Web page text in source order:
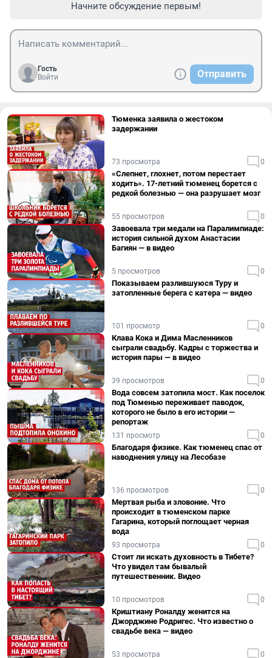
Начните обсуждение первым!
Гость
Войти
Отправить
Тюменка заявила о жестоком
задержании
73 просмотра 0
«Слепнет, глохнет, потом перестает
ходить». 17-летний тюменец борется с
редкой болезнью — она разрушает мозг
55 просмотров 0
Завоевала три медали на Паралимпиаде:
история сильной духом Анастасии
Багиян — в видео
5 просмотров 0
Показываем разлившуюся Туру и
затопленные берега с катера — видео
101 просмотр 0
Клава Кока и Дима Масленников
сыграли свадьбу. Кадры с торжества и
история пары — в видео
39 просмотров 0
Вода совсем затопила мост. Как поселок
под Тюменью переживает паводок,
которого не было в его истории —
репортаж
131 просмотр 0
Благодаря физике. Как тюменец спас от
наводнения улицу на Лесобазе
136 просмотров 0
Мертвая рыба и зловоние. Что
происходит в тюменском парке
Гагарина, который поглощает черная
вода
93 просмотра 0
Стоит ли искать духовность в Тибете?
Что увидел там бывалый
путешественник. Видео
10 просмотров 0
Криштиану Роналду женится на
Джорджине Родригес. Что известно о
свадьбе века — видео
53 просмотра 0